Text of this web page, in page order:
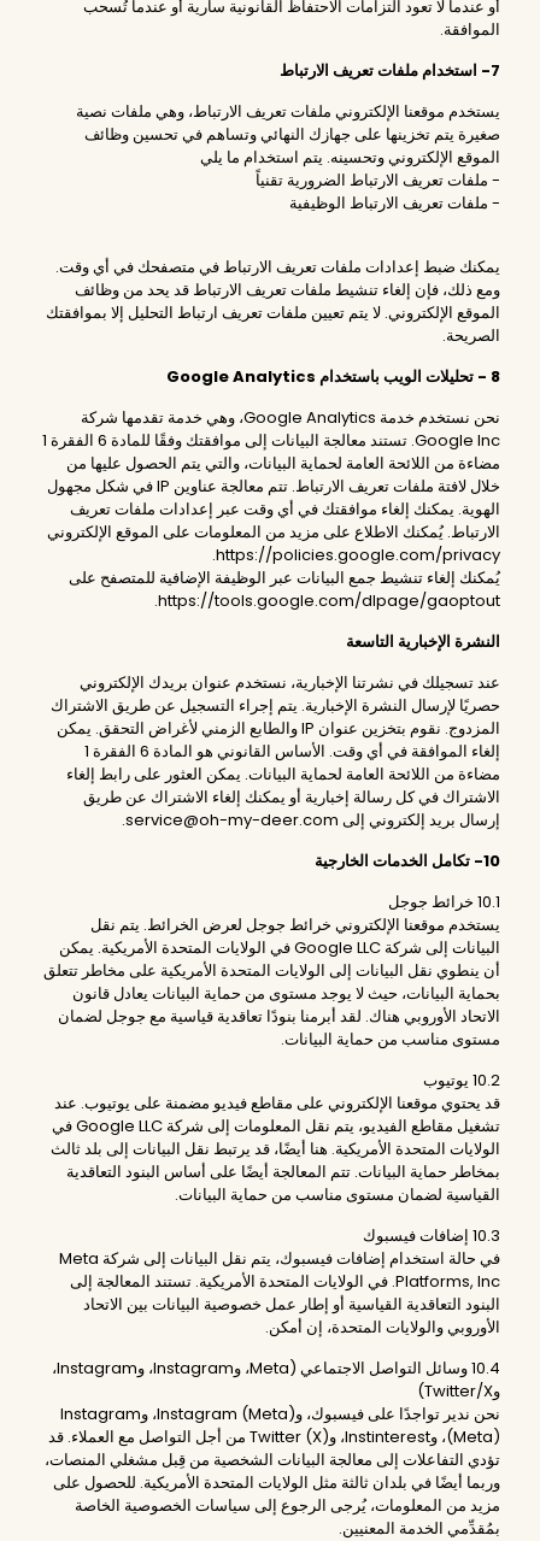
أو عندما لا تعود التزامات الاحتفاظ القانونية سارية أو عندما تُسحب
الموافقة.
7- استخدام ملفات تعريف الارتباط
يستخدم موقعنا الإلكتروني ملفات تعريف الارتباط، وهي ملفات نصية
صغيرة يتم تخزينها على جهازك النهائي وتساهم في تحسين وظائف
الموقع الإلكتروني وتحسينه. يتم استخدام ما يلي
- ملفات تعريف الارتباط الضرورية تقنياً
- ملفات تعريف الارتباط الوظيفية
يمكنك ضبط إعدادات ملفات تعريف الارتباط في متصفحك في أي وقت.
ومع ذلك، فإن إلغاء تنشيط ملفات تعريف الارتباط قد يحد من وظائف
الموقع الإلكتروني. لا يتم تعيين ملفات تعريف ارتباط التحليل إلا بموافقتك
الصريحة.
8 - تحليلات الويب باستخدام Google Analytics
نحن نستخدم خدمة Google Analytics، وهي خدمة تقدمها شركة
Google Inc. تستند معالجة البيانات إلى موافقتك وفقًا للمادة 6 الفقرة 1
مضاءة من اللائحة العامة لحماية البيانات، والتي يتم الحصول عليها من
خلال لافتة ملفات تعريف الارتباط. تتم معالجة عناوين IP في شكل مجهول
الهوية. يمكنك إلغاء موافقتك في أي وقت عبر إعدادات ملفات تعريف
الارتباط. يُمكنك الاطلاع على مزيد من المعلومات على الموقع الإلكتروني
https://policies.google.com/privacy.
يُمكنك إلغاء تنشيط جمع البيانات عبر الوظيفة الإضافية للمتصفح على
https://tools.google.com/dlpage/gaoptout.
النشرة الإخبارية التاسعة
عند تسجيلك في نشرتنا الإخبارية، نستخدم عنوان بريدك الإلكتروني
حصريًا لإرسال النشرة الإخبارية. يتم إجراء التسجيل عن طريق الاشتراك
المزدوج. نقوم بتخزين عنوان IP والطابع الزمني لأغراض التحقق. يمكن
إلغاء الموافقة في أي وقت. الأساس القانوني هو المادة 6 الفقرة 1
مضاءة من اللائحة العامة لحماية البيانات. يمكن العثور على رابط إلغاء
الاشتراك في كل رسالة إخبارية أو يمكنك إلغاء الاشتراك عن طريق
إرسال بريد إلكتروني إلى service@oh-my-deer.com.
10- تكامل الخدمات الخارجية
10.1 خرائط جوجل
يستخدم موقعنا الإلكتروني خرائط جوجل لعرض الخرائط. يتم نقل
البيانات إلى شركة Google LLC في الولايات المتحدة الأمريكية. يمكن
أن ينطوي نقل البيانات إلى الولايات المتحدة الأمريكية على مخاطر تتعلق
بحماية البيانات، حيث لا يوجد مستوى من حماية البيانات يعادل قانون
الاتحاد الأوروبي هناك. لقد أبرمنا بنودًا تعاقدية قياسية مع جوجل لضمان
مستوى مناسب من حماية البيانات.
10.2 يوتيوب
قد يحتوي موقعنا الإلكتروني على مقاطع فيديو مضمنة على يوتيوب. عند
تشغيل مقاطع الفيديو، يتم نقل المعلومات إلى شركة Google LLC في
الولايات المتحدة الأمريكية. هنا أيضًا، قد يرتبط نقل البيانات إلى بلد ثالث
بمخاطر حماية البيانات. تتم المعالجة أيضًا على أساس البنود التعاقدية
القياسية لضمان مستوى مناسب من حماية البيانات.
10.3 إضافات فيسبوك
في حالة استخدام إضافات فيسبوك، يتم نقل البيانات إلى شركة Meta
Platforms, Inc. في الولايات المتحدة الأمريكية. تستند المعالجة إلى
البنود التعاقدية القياسية أو إطار عمل خصوصية البيانات بين الاتحاد
الأوروبي والولايات المتحدة، إن أمكن.
10.4 وسائل التواصل الاجتماعي (Meta، وInstagram، وInstagram،
وTwitter/X)
نحن ندير تواجدًا على فيسبوك، وInstagram (Meta)، وInstagram
(Meta)، وInstinterest، وTwitter (X) من أجل التواصل مع العملاء. قد
تؤدي التفاعلات إلى معالجة البيانات الشخصية من قِبل مشغلي المنصات،
وربما أيضًا في بلدان ثالثة مثل الولايات المتحدة الأمريكية. للحصول على
مزيد من المعلومات، يُرجى الرجوع إلى سياسات الخصوصية الخاصة
بمُقدِّمي الخدمة المعنيين.